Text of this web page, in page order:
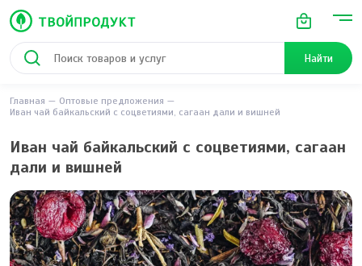
Найти
Главная
Оптовые предложения
Иван чай байкальский с соцветиями, сагаан дали и вишней
Иван чай байкальский с соцветиями, сагаан
дали и вишней